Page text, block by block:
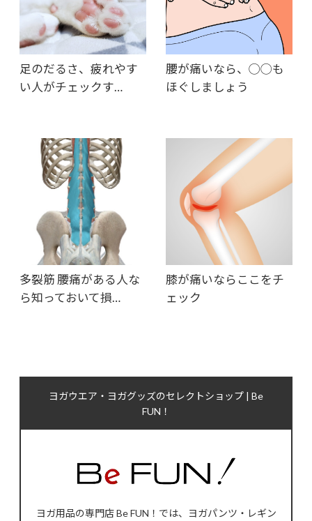
足のだるさ、疲れやす
い人がチェックす…
腰が痛いなら、◯◯も
ほぐしましょう
多裂筋 腰痛がある人な
ら知っておいて損…
膝が痛いならここをチ
ェック
ヨガウエア・ヨガグッズのセレクトショップ | Be
FUN！
ヨガ用品の専門店 Be FUN！では、ヨガパンツ・レギン